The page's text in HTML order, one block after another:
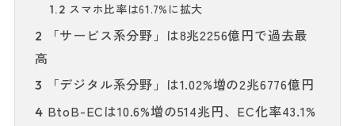
1.2 スマホ比率は61.7%に拡大
2
「サービス系分野」は8兆2256億円で過去最
高
3 「デジタル系分野」は1.02%増の2兆6776億円
4 BtoB-ECは10.6%増の514兆円、EC化率43.1%